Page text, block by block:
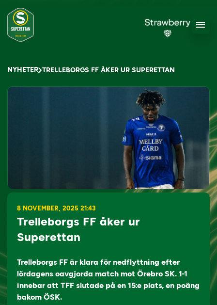
NYHETER TRELLEBORGS FF ÅKER UR SUPERETTAN
8 NOVEMBER, 2025 21:43
Trelleborgs FF åker ur
Superettan
Trelleborgs FF är klara för nedflyttning efter
lördagens oavgjorda match mot Örebro SK. 1-1
innebar att TFF slutade på en 15:e plats, en poäng
bakom ÖSK.